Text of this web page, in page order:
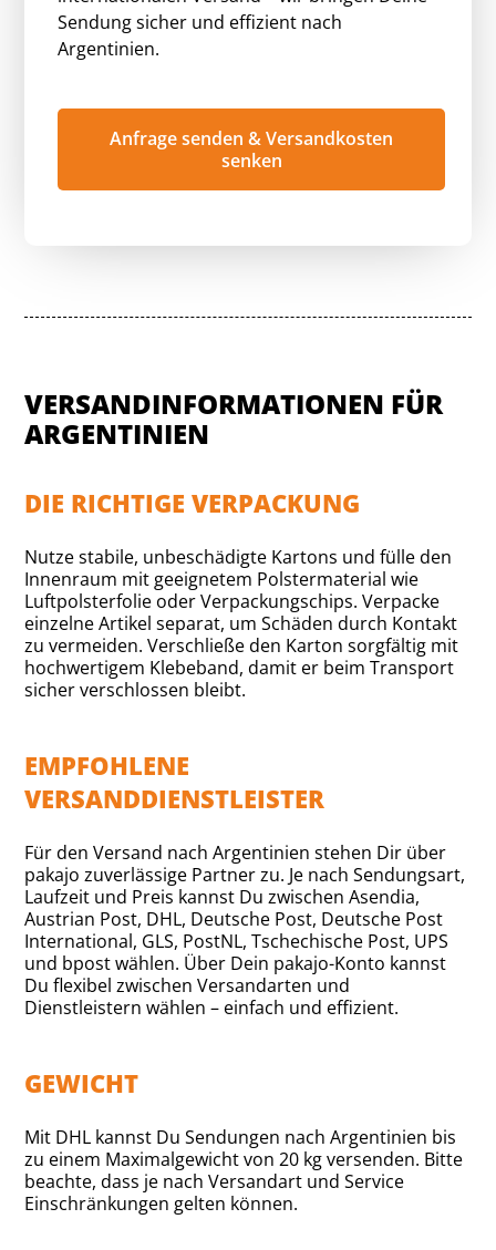
Sendung sicher und effizient nach
Argentinien.
Anfrage senden & Versandkosten
senken
VERSANDINFORMATIONEN FÜR
ARGENTINIEN
DIE RICHTIGE VERPACKUNG
Nutze stabile, unbeschädigte Kartons und fülle den
Innenraum mit geeignetem Polstermaterial wie
Luftpolsterfolie oder Verpackungschips. Verpacke
einzelne Artikel separat, um Schäden durch Kontakt
zu vermeiden. Verschließe den Karton sorgfältig mit
hochwertigem Klebeband, damit er beim Transport
sicher verschlossen bleibt.
EMPFOHLENE
VERSANDDIENSTLEISTER
Für den Versand nach Argentinien stehen Dir über
pakajo zuverlässige Partner zu. Je nach Sendungsart,
Laufzeit und Preis kannst Du zwischen Asendia,
Austrian Post, DHL, Deutsche Post, Deutsche Post
International, GLS, PostNL, Tschechische Post, UPS
und bpost wählen. Über Dein pakajo-Konto kannst
Du flexibel zwischen Versandarten und
Dienstleistern wählen – einfach und effizient.
GEWICHT
Mit DHL kannst Du Sendungen nach Argentinien bis
zu einem Maximalgewicht von 20 kg versenden. Bitte
beachte, dass je nach Versandart und Service
Einschränkungen gelten können.